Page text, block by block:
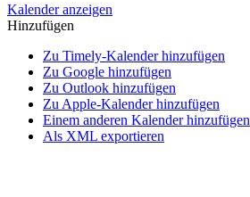
Kalender anzeigen
Hinzufügen
Zu Timely-Kalender hinzufügen
Zu Google hinzufügen
Zu Outlook hinzufügen
Zu Apple-Kalender hinzufügen
Einem anderen Kalender hinzufügen
Als XML exportieren